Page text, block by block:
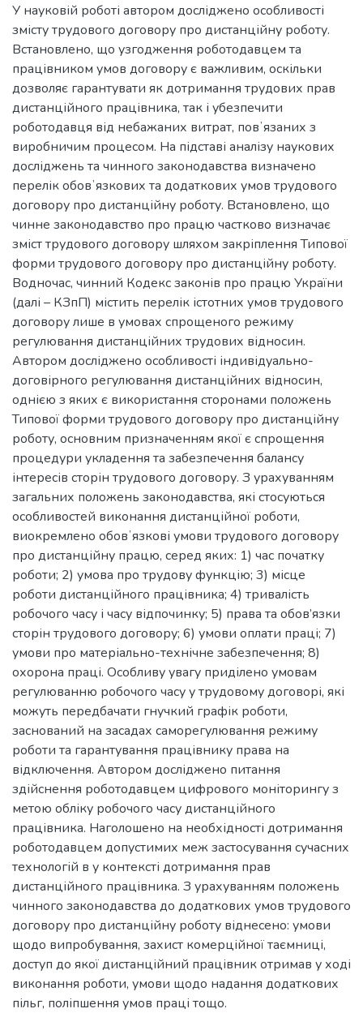
У науковій роботі автором досліджено особливості
змісту трудового договору про дистанційну роботу.
Встановлено, що узгодження роботодавцем та
працівником умов договору є важливим, оскільки
дозволяє гарантувати як дотримання трудових прав
дистанційного працівника, так і убезпечити
роботодавця від небажаних витрат, повʼязаних з
виробничим процесом. На підставі аналізу наукових
досліджень та чинного законодавства визначено
перелік обовʼязкових та додаткових умов трудового
договору про дистанційну роботу. Встановлено, що
чинне законодавство про працю частково визначає
зміст трудового договору шляхом закріплення Типової
форми трудового договору про дистанційну роботу.
Водночас, чинний Кодекс законів про працю України
(далі – КЗпП) містить перелік істотних умов трудового
договору лише в умовах спрощеного режиму
регулювання дистанційних трудових відносин.
Автором досліджено особливості індивідуально-
договірного регулювання дистанційних відносин,
однією з яких є використання сторонами положень
Типової форми трудового договору про дистанційну
роботу, основним призначенням якої є спрощення
процедури укладення та забезпечення балансу
інтересів сторін трудового договору. З урахуванням
загальних положень законодавства, які стосуються
особливостей виконання дистанційної роботи,
виокремлено обовʼязкові умови трудового договору
про дистанційну працю, серед яких: 1) час початку
роботи; 2) умова про трудову функцію; 3) місце
роботи дистанційного працівника; 4) тривалість
робочого часу і часу відпочинку; 5) права та обов’язки
сторін трудового договору; 6) умови оплати праці; 7)
умови про матеріально-технічне забезпечення; 8)
охорона праці. Особливу увагу приділено умовам
регулюванню робочого часу у трудовому договорі, які
можуть передбачати гнучкий графік роботи,
заснований на засадах саморегулювання режиму
роботи та гарантування працівнику права на
відключення. Автором досліджено питання
здійснення роботодавцем цифрового моніторингу з
метою обліку робочого часу дистанційного
працівника. Наголошено на необхідності дотримання
роботодавцем допустимих меж застосування сучасних
технологій в у контексті дотримання прав
дистанційного працівника. З урахуванням положень
чинного законодавства до додаткових умов трудового
договору про дистанційну роботу віднесено: умови
щодо випробування, захист комерційної таємниці,
доступ до якої дистанційний працівник отримав у ході
виконання роботи, умови щодо надання додаткових
пільг, поліпшення умов праці тощо.